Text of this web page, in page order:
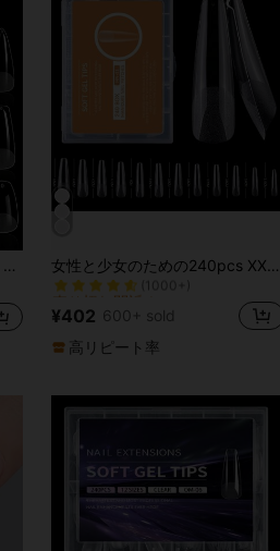
女性と少女のための240pcs XXLロングコフィンフルカバー2 in 1 半マットフェイクネイル、クイックエクステンションソフトジェルチップ、マニキュアプレスオンネイル、爪の供給品 偽ネイル 偽爪 フェイクネイル つけ爪
(1000+)
売り切れ間近！
売り切れ間近！
売り切れ間近！
(1000+)
¥402 600+ sold
高リピート率